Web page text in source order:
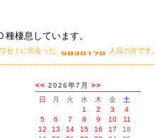
棲息しています。
セミに出会った 人目の方です。